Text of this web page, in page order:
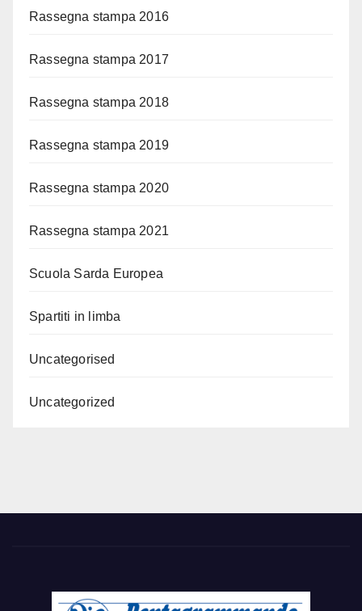
Rassegna stampa 2016
Rassegna stampa 2017
Rassegna stampa 2018
Rassegna stampa 2019
Rassegna stampa 2020
Rassegna stampa 2021
Scuola Sarda Europea
Spartiti in limba
Uncategorised
Uncategorized